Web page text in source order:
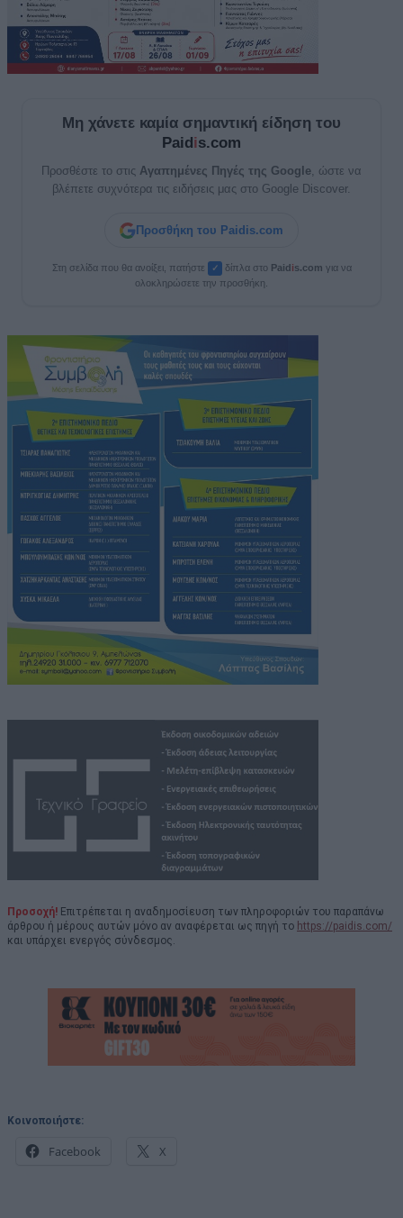
Μη χάνετε καμία σημαντική είδηση του
Paidis.com
Προσθέστε το στις Αγαπημένες Πηγές της Google, ώστε να
βλέπετε συχνότερα τις ειδήσεις μας στο Google Discover.
Προσθήκη του Paidis.com
Στη σελίδα που θα ανοίξει, πατήστε ✓ δίπλα στο Paidis.com για να
ολοκληρώσετε την προσθήκη.
Προσοχή! Επιτρέπεται η αναδημοσίευση των πληροφοριών του παραπάνω
άρθρου ή μέρους αυτών μόνο αν αναφέρεται ως πηγή το https://paidis.com/
και υπάρχει ενεργός σύνδεσμος.
Κοινοποιήστε:
Facebook X